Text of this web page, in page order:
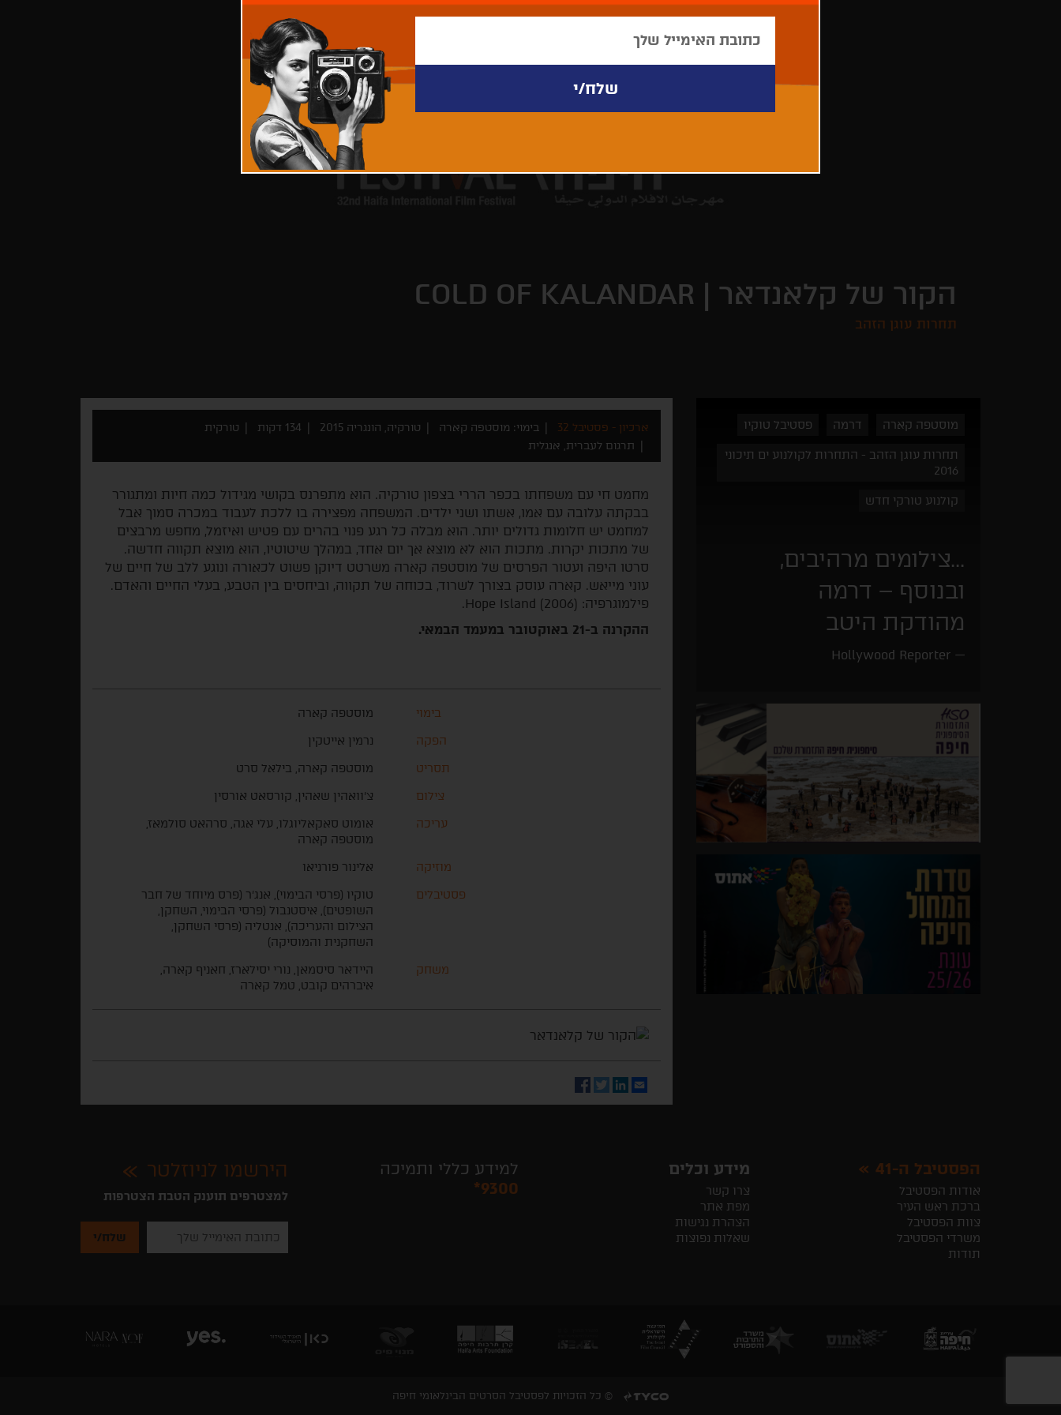
הקור של קלאנדאר | COLD OF KALANDAR
תחרות עוגן הזהב
מוסטפה קארה דרמה פסטיבל טוקיו
תחרות עוגן הזהב - התחרות לקולנוע ים תיכוני
2016
קולנוע טורקי חדש
...צילומים מרהיבים,
ובנוסף – דרמה
מהודקת היטב
Hollywood Reporter
ארכיון - פסטיבל 32 בימוי: מוסטפה קארה טורקיה, הונגריה 2015 134 דקות
טורקית
תרגום לעברית, אנגלית
מחמט חי עם משפחתו בכפר הררי בצפון טורקיה. הוא מתפרנס בקושי מגידול כמה חיות ומתגורר
בבקתה עלובה עם אמו, אשתו ושני ילדים. המשפחה מפצירה בו ללכת לעבוד במכרה סמוך אבל
למחמט יש חלומות גדולים יותר. הוא מבלה כל רגע פנוי בהרים עם פטיש ואיזמל, מחפש מרבצים
של מתכות יקרות. מתכות הוא לא מוצא אך יום אחד, במהלך שיטוטיו, הוא מוצא תקווה חדשה.
סרטו היפה ועטור הפרסים של מוסטפה קארה משרטט דיוקן פשוט לכאורה ונוגע ללב של חיים של
עוני מייאש. קארה עוסק בצורך לשרוד, בכוחה של תקווה, וביחסים בין הטבע, בעלי החיים והאדם.
פילמוגרפיה: Hope Island (2006).
ההקרנה ב-21 באוקטובר במעמד הבמאי.
בימוי
מוסטפה קארה
הפקה
נרמין אייטקין
תסריט
מוסטפה קארה, בילאל סרט
צילום
צ'וואהין שאהין, קורסאט אורסין
עריכה
אומוט סאקאליוגלו, עלי אגה, סרהאט סולמאז,
מוסטפה קארה
מוזיקה
אלינור פורניאו
פסטיבלים
טוקיו (פרסי הבימוי), אנג'ר (פרס מיוחד של חבר
השופטים), איסטנבול (פרסי הבימוי, השחקן,
הצילום והעריכה), אנטליה (פרסי השחקן,
השחקנית והמוסיקה)
משחק
היידאר סיסמאן, נורי יסילארז, חאניף קארה,
איברהים קובט, טמל קארה
Email
LinkedIn
Twitter
Facebook
הפסטיבל ה-41
אודות הפסטיבל
ברכת ראש העיר
צוות הפסטיבל
משרדי הפסטיבל
תודות
מידע וכלים
צרו קשר
מפת אתר
הצהרת נגישות
שאלות נפוצות
למידע כללי ותמיכה
*9300
הירשמו לניוזלטר
למצטרפים תוענק הטבת הצטרפות
להזין
את
ניוזלטרים
© כל הזכויות לפסטיבל הסרטים הבינלאומי חיפה